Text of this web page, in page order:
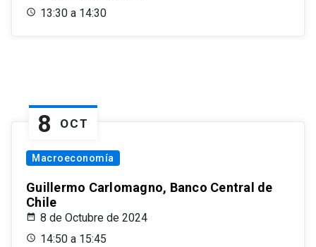
13:30 a 14:30
8 OCT
Macroeconomía
Guillermo Carlomagno, Banco Central de
Chile
8 de Octubre de 2024
14:50 a 15:45